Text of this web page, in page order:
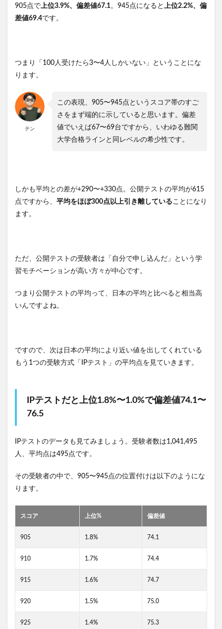
905点で上位3.9%、偏差値67.1。945点になると 上位2.2%、偏
差値69.4です。
つまり「100人受けたら3〜4人しかいない」ということにな
ります。
テン
この表現、905〜945点というスコア帯のすご
さをまず端的に示していると思います。偏差
値でいえば67〜69台ですから、いわゆる難関
大学合格ラインと同レベルの希少性です。
しかも平均との差が+290〜+330点。公開テストの平均が615
点ですから、 平均をほぼ300点以上引き離していることになり
ます。
ただ、公開テストの受験者は「自分で申し込んだ」という学
習モチベーションが高い方々が中心です。
つまり公開テストの平均って、日本の平均と比べると相当高
いんですよね。
ですので、次は日本の平均により近い値を出してくれている
もう1つの受験方式「IPテスト」の平均点を見ていきます。
IPテストだと上位1.8%〜1.0%で偏差値74.1〜
76.5
IPテストのデータも見てみましょう。受験者数は1,041,495
人、平均点は495点です。
その受験者の中で、905〜945点の位置付けは以下のようにな
ります。
スコア 上位% 偏差値
905 1.8% 74.1
910 1.7% 74.4
915 1.6% 74.7
920 1.5% 75.0
925 1.4% 75.3